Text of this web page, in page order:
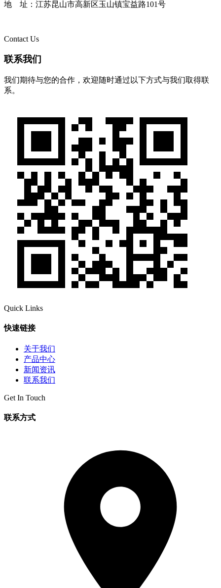
地 址：江苏昆山市高新区玉山镇宝益路101号
Contact Us
联系我们
我们期待与您的合作，欢迎随时通过以下方式与我们取得联
系。
Quick Links
快速链接
关于我们
产品中心
新闻资讯
联系我们
Get In Touch
联系方式